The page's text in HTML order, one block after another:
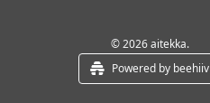
© 2026 aitekka.
Powered by beehiiv